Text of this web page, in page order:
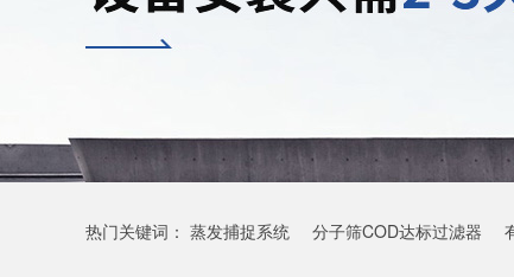
热门关键词： 蒸发捕捉系统 分子筛COD达标过滤器